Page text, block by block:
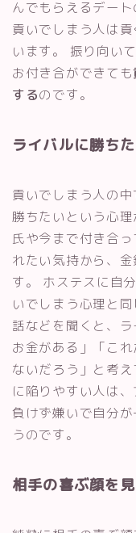
んでもらえるデート
貢いでしまう人は
います。 振り向い
お付き合ができても
するのです。
ライバルに勝ち
貢いでしまう人の
勝ちたいという心
氏や今まで付き合
れたい気持から、
す。 ホステスに自
いでしまう心理と
話などを聞くと、
お金がある」「こ
ないだろう」と考
に陥りやすい人は
負けず嫌いで自分
うのです。
相手の喜ぶ顔を